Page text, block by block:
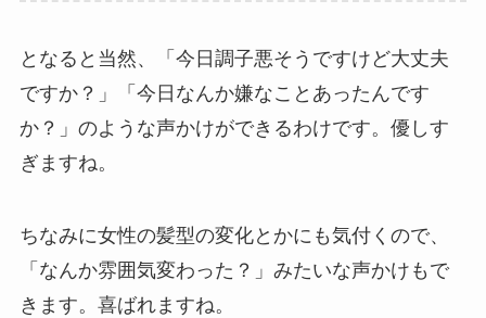
となると当然、「今日調子悪そうですけど大丈夫
ですか？」「今日なんか嫌なことあったんです
か？」のような声かけができるわけです。優しす
ぎますね。
ちなみに女性の髪型の変化とかにも気付くので、
「なんか雰囲気変わった？」みたいな声かけもで
きます。喜ばれますね。